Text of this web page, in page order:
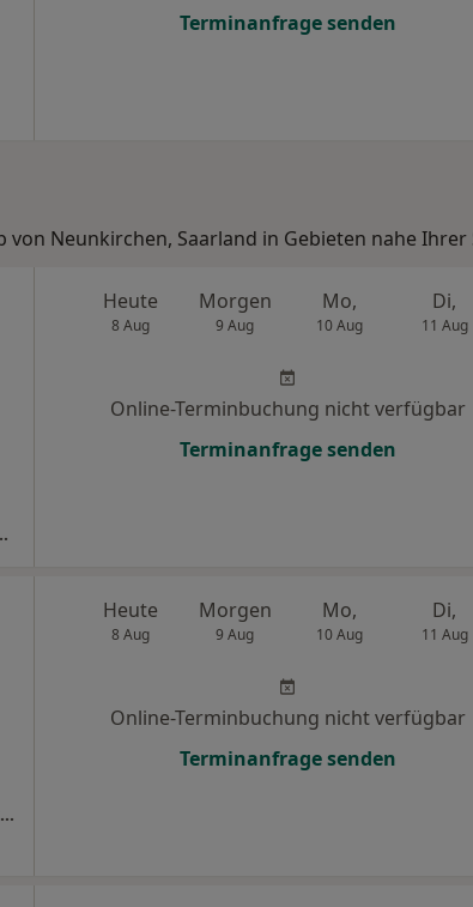
Terminanfrage senden
Neunkirchen, Saarland in Gebieten nahe Ihrer
Medizin - Lidchirurgie
Heute
8 Aug
Morgen
9 Aug
Mo,
10 Aug
Di,
11 Aug
Online-Terminbuchung nicht verfügbar
Terminanfrage senden
Augenpraxis Bassel Osman Facharzt für Augenheilkunde
Heute
8 Aug
Morgen
9 Aug
Mo,
10 Aug
Di,
11 Aug
Online-Terminbuchung nicht verfügbar
Terminanfrage senden